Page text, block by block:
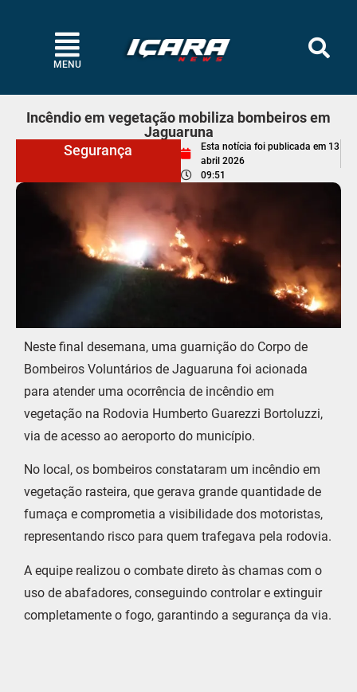
MENU
Incêndio em vegetação mobiliza bombeiros em
Jaguaruna
Segurança
Esta notícia foi publicada em 13
abril 2026
09:51
Neste final desemana, uma guarnição do Corpo de
Bombeiros Voluntários de Jaguaruna foi acionada
para atender uma ocorrência de incêndio em
vegetação na Rodovia Humberto Guarezzi Bortoluzzi,
via de acesso ao aeroporto do município.
No local, os bombeiros constataram um incêndio em
vegetação rasteira, que gerava grande quantidade de
fumaça e comprometia a visibilidade dos motoristas,
representando risco para quem trafegava pela rodovia.
A equipe realizou o combate direto às chamas com o
uso de abafadores, conseguindo controlar e extinguir
completamente o fogo, garantindo a segurança da via.